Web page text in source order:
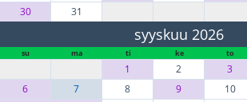
30
31
syyskuu 2026
su ma ti ke to
1 2 3
6
7 8 9 10